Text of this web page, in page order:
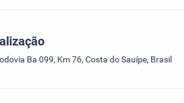
Ba 099, Km 76, Costa do Sauípe, Brasil